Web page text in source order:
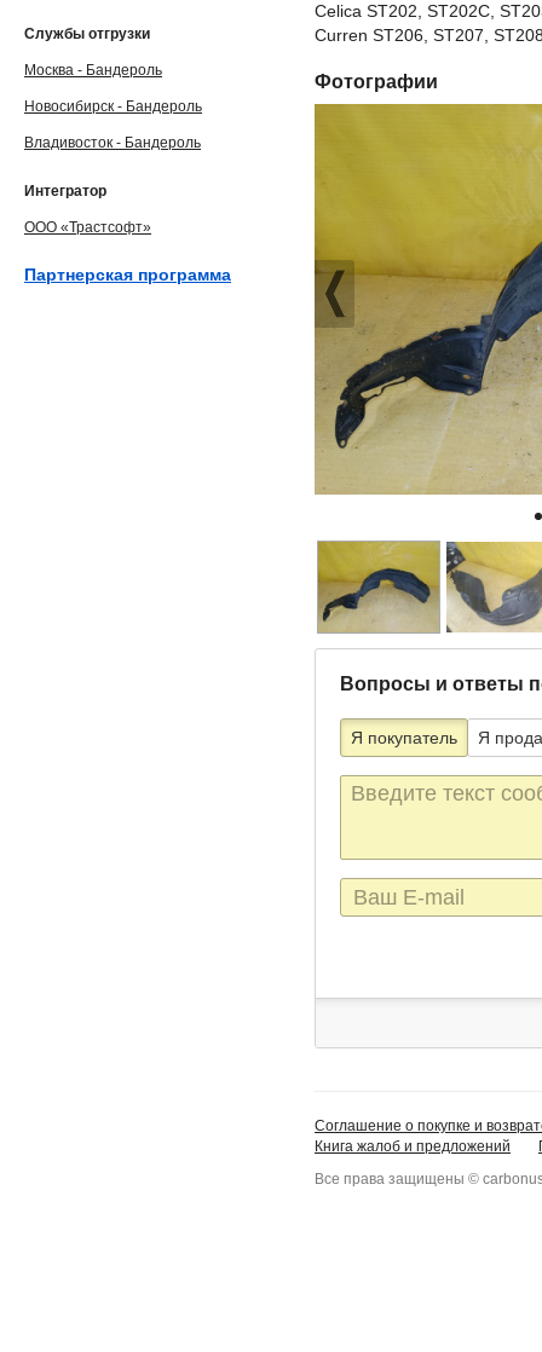
Celica ST202, ST202C,
Curren ST206, ST207,
Фотографии
Вопросы и ответы
Я покупатель Я
Текст
сообщения
E-
mail
Службы отгрузки
Москва - Бандероль
Новосибирск - Бандероль
Владивосток - Бандероль
Интегратор
ООО «Трастсофт»
Партнерская программа
Соглашение о покупке и
Книга жалоб и предложений
Все права защищены ©